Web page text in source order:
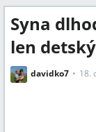
Syna
len
davidko7 18.